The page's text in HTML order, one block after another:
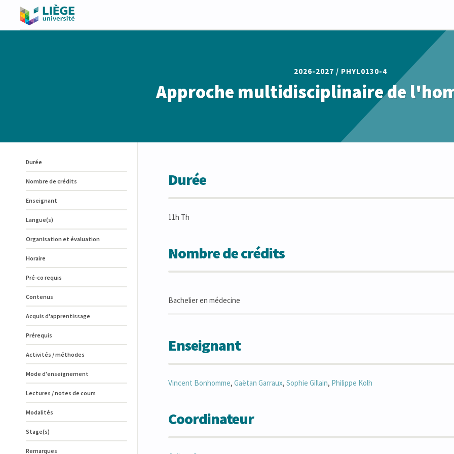
2026-2027 / PHYL0130-4
Approche multidisciplinaire de
Durée
Nombre de crédits
Enseignant
Langue(s)
Organisation et évaluation
Horaire
Pré-co requis
Contenus
Acquis d'apprentissage
Prérequis
Activités / méthodes
Mode d'enseignement
Lectures / notes de cours
Modalités
Stage(s)
Remarques
Durée
11h Th
Nombre de crédits
Bachelier en médecine
Enseignant
Vincent Bonhomme, Gaëtan Garraux, Sophie Gillain, Philippe Kolh
Coordinateur